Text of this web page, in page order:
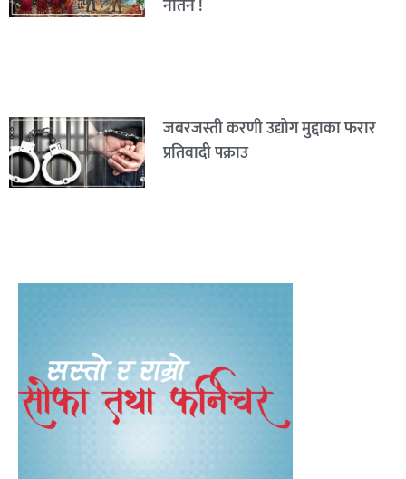
नतिर्ने !
जबरजस्ती करणी उद्योग मुद्दाका फरार
प्रतिवादी पक्राउ